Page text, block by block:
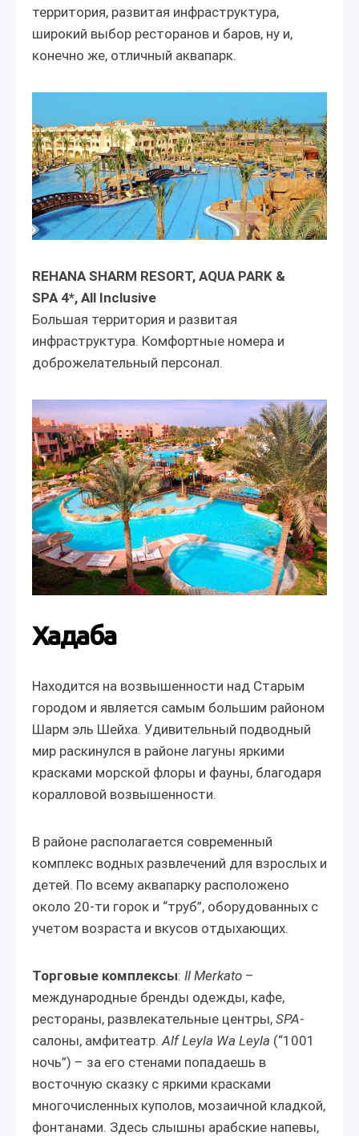
территория, развитая инфраструктура,
широкий выбор ресторанов и баров, ну и,
конечно же, отличный аквапарк.
REHANA SHARM RESORT, AQUA PARK &
SPA 4*, All Inclusive
Большая территория и развитая
инфраструктура. Комфортные номера и
доброжелательный персонал.
Хадаба
Находится на возвышенности над Cтарым
городом и является самым большим районом
Шарм эль Шейха. Удивительный подводный
мир раскинулся в районе лагуны яркими
красками морской флоры и фауны, благодаря
коралловой возвышенности.
В районе располагается современный
комплекс водных развлечений для взрослых и
детей. По всему аквапарку расположено
около 20-ти горок и “труб”, оборудованных с
учетом возраста и вкусов отдыхающих.
Торговые комплексы: Il Merkato –
международные бренды одежды, кафе,
рестораны, развлекательные центры, SPA-
салоны, амфитеатр.Alf Leyla Wa Leyla (“1001
ночь”) – за его стенами попадаешь в
восточную сказку с яркими красками
многочисленных куполов, мозаичной кладкой,
фонтанами. Здесь слышны арабские напевы,